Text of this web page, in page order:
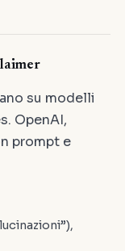
su modelli
OpenAI,
prompt e